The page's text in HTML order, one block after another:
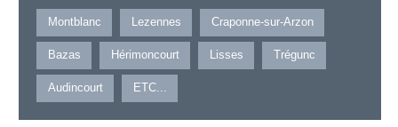
Montblanc Lezennes Craponne-sur-Arzon
Bazas Hérimoncourt Lisses Trégunc
Audincourt ETC...